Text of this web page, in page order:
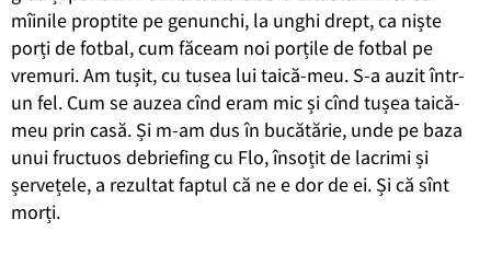
mîinile proptite pe genunchi, la unghi drept, ca niște
porți de fotbal, cum făceam noi porțile de fotbal pe
vremuri.Am tușit, cu tusea lui taică-meu. S-a auzit într-
un fel. Cum se auzea cînd eram mic și cînd tușea taică-
meu prin casă. Și m-am dus în bucătărie, unde pe baza
unui fructuos debriefing cu Flo, însoțit de lacrimi și
șervețele, a rezultat faptul că ne e dor de ei. Și că sînt
morți.